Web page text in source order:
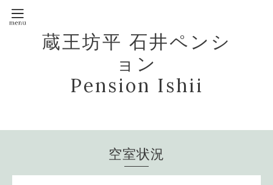
蔵王坊平 石井ペンシ
ョン
Pension Ishii
空室状況